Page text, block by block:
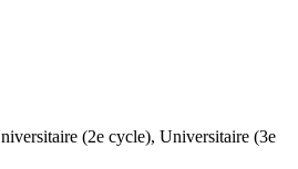
(2e cycle), Universitaire (3e